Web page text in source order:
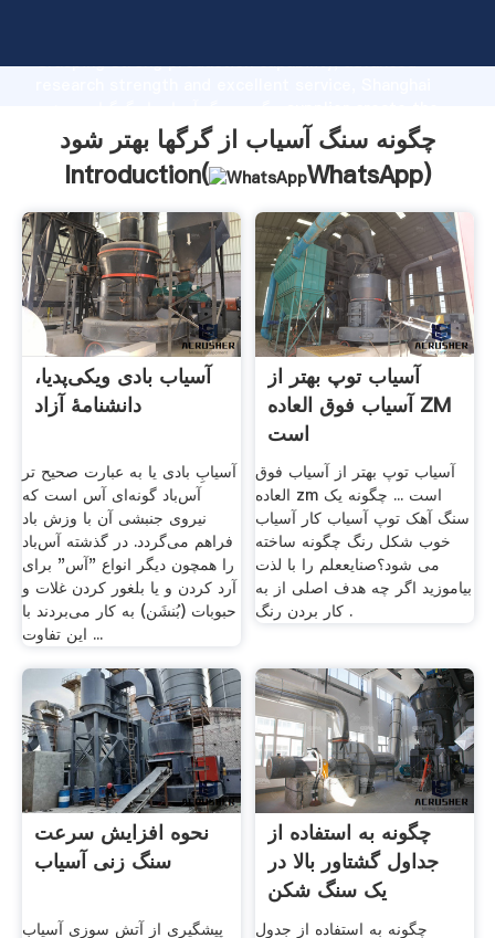
Grasping strong production capability, advanced
value and bring values to all of customers.
چگونه سنگ آسیاب از گرگها بهتر شود
Introduction(
WhatsApp)
آسیاب بادی ویکی‌پدیا،
دانشنامهٔ آزاد
آسیابِ بادی یا به عبارت صحیح تر
آس‌باد گونه‌ای آس است که
نیروی جنبشی آن با وزش باد
فراهم می‌گردد. در گذشته آس‌باد
را همچون دیگر انواع "آس" برای
آرد کردن و یا بلغور کردن غلات و
حبوبات (بُنشَن) به کار می‌بردند با
این تفاوت ...
آسیاب توپ بهتر از
آسیاب فوق العاده ZM
است
آسیاب توپ بهتر از آسیاب فوق
العاده zm است ... چگونه یک
سنگ آهک توپ آسیاب کار آسیاب
خوب شکل رنگ چگونه ساخته
می شود؟صنایععلم را با لذت
بیاموزید اگر چه هدف اصلی از به
کار بردن رنگ .
نحوه افزایش سرعت
سنگ زنی آسیاب
پیشگیری از آتش سوزی آسیاب
چگونه به استفاده از
جداول گشتاور بالا در
یک سنگ شکن
چگونه به استفاده از جدول